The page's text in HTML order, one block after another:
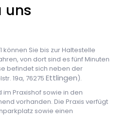
uns
können Sie bis zur Haltestelle
von dort sind es fünf Minuten
befindet sich neben der
19a, 76275 Ettlingen).
Praxishof sowie in den
vorhanden. Die Praxis verfügt
sowie einen